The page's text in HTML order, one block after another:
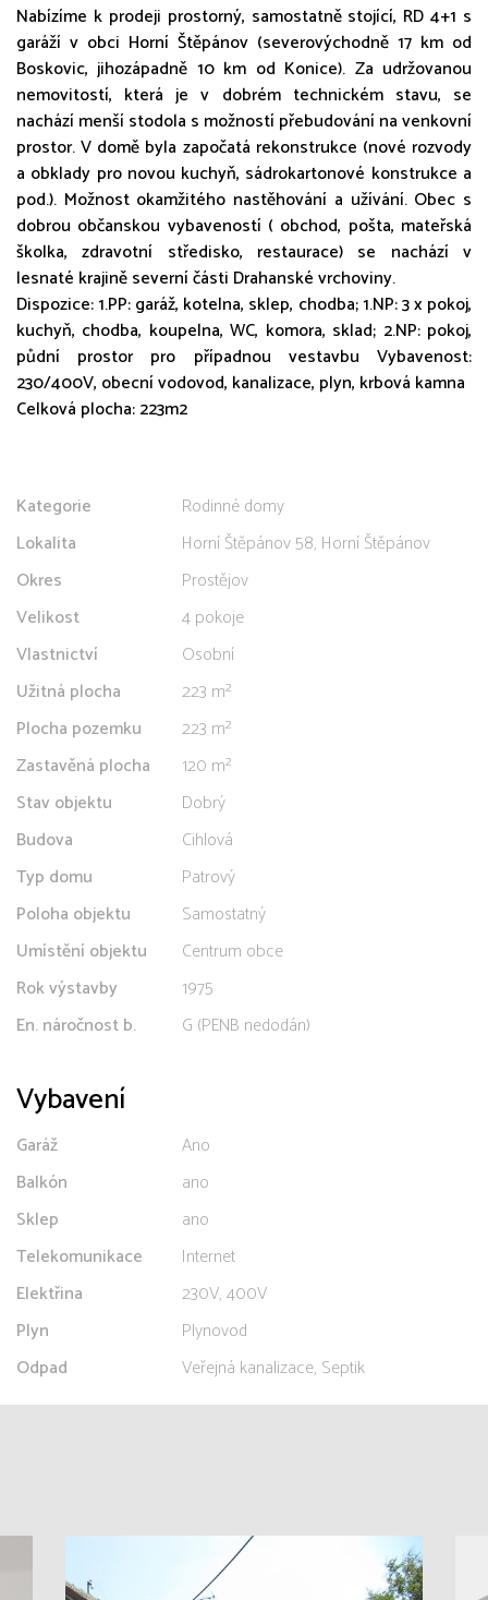
Nabízíme k prodeji prostorný, samostatně stojící, RD 4+1 s
garáží v obci Horní Štěpánov (severovýchodně 17 km od
Boskovic, jihozápadně 10 km od Konice). Za udržovanou
nemovitostí, která je v dobrém technickém stavu, se
nachází menší stodola s možností přebudování na venkovní
prostor. V domě byla započatá rekonstrukce (nové rozvody
a obklady pro novou kuchyň, sádrokartonové konstrukce a
pod.). Možnost okamžitého nastěhování a užívání. Obec s
dobrou občanskou vybaveností ( obchod, pošta, mateřská
školka, zdravotní středisko, restaurace) se nachází v
lesnaté krajině severní části Drahanské vrchoviny.
Dispozice: 1.PP: garáž, kotelna, sklep, chodba; 1.NP: 3 x pokoj,
kuchyň, chodba, koupelna, WC, komora, sklad; 2.NP: pokoj,
půdní prostor pro případnou vestavbu Vybavenost:
230/400V, obecní vodovod, kanalizace, plyn, krbová kamna
Celková plocha: 223m2
Kategorie
Rodinné domy
Lokalita
Horní Štěpánov 58, Horní Štěpánov
Okres
Prostějov
Velikost
4 pokoje
Vlastnictví
Osobní
Užitná plocha
223 m²
Plocha pozemku
223 m²
Zastavěná plocha
120 m²
Stav objektu
Dobrý
Budova
Cihlová
Typ domu
Patrový
Poloha objektu
Samostatný
Umístění objektu
Centrum obce
Rok výstavby
1975
En. náročnost b.
G (PENB nedodán)
Vybavení
Garáž
Ano
Balkón
ano
Sklep
ano
Telekomunikace
Internet
Elektřina
230V, 400V
Plyn
Plynovod
Odpad
Veřejná kanalizace, Septik